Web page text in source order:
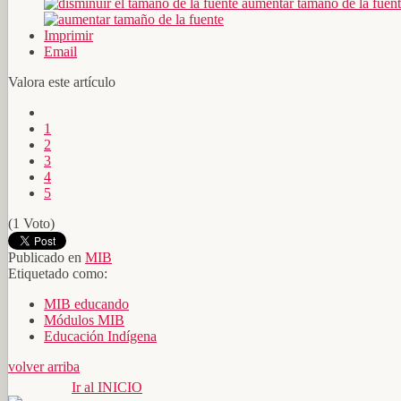
Imprimir
Email
Valora este artículo
1
2
3
4
5
(1 Voto)
Publicado en MIB
Etiquetado como:
MIB educando
Módulos MIB
Educación Indígena
volver arriba
Ir al INICIO